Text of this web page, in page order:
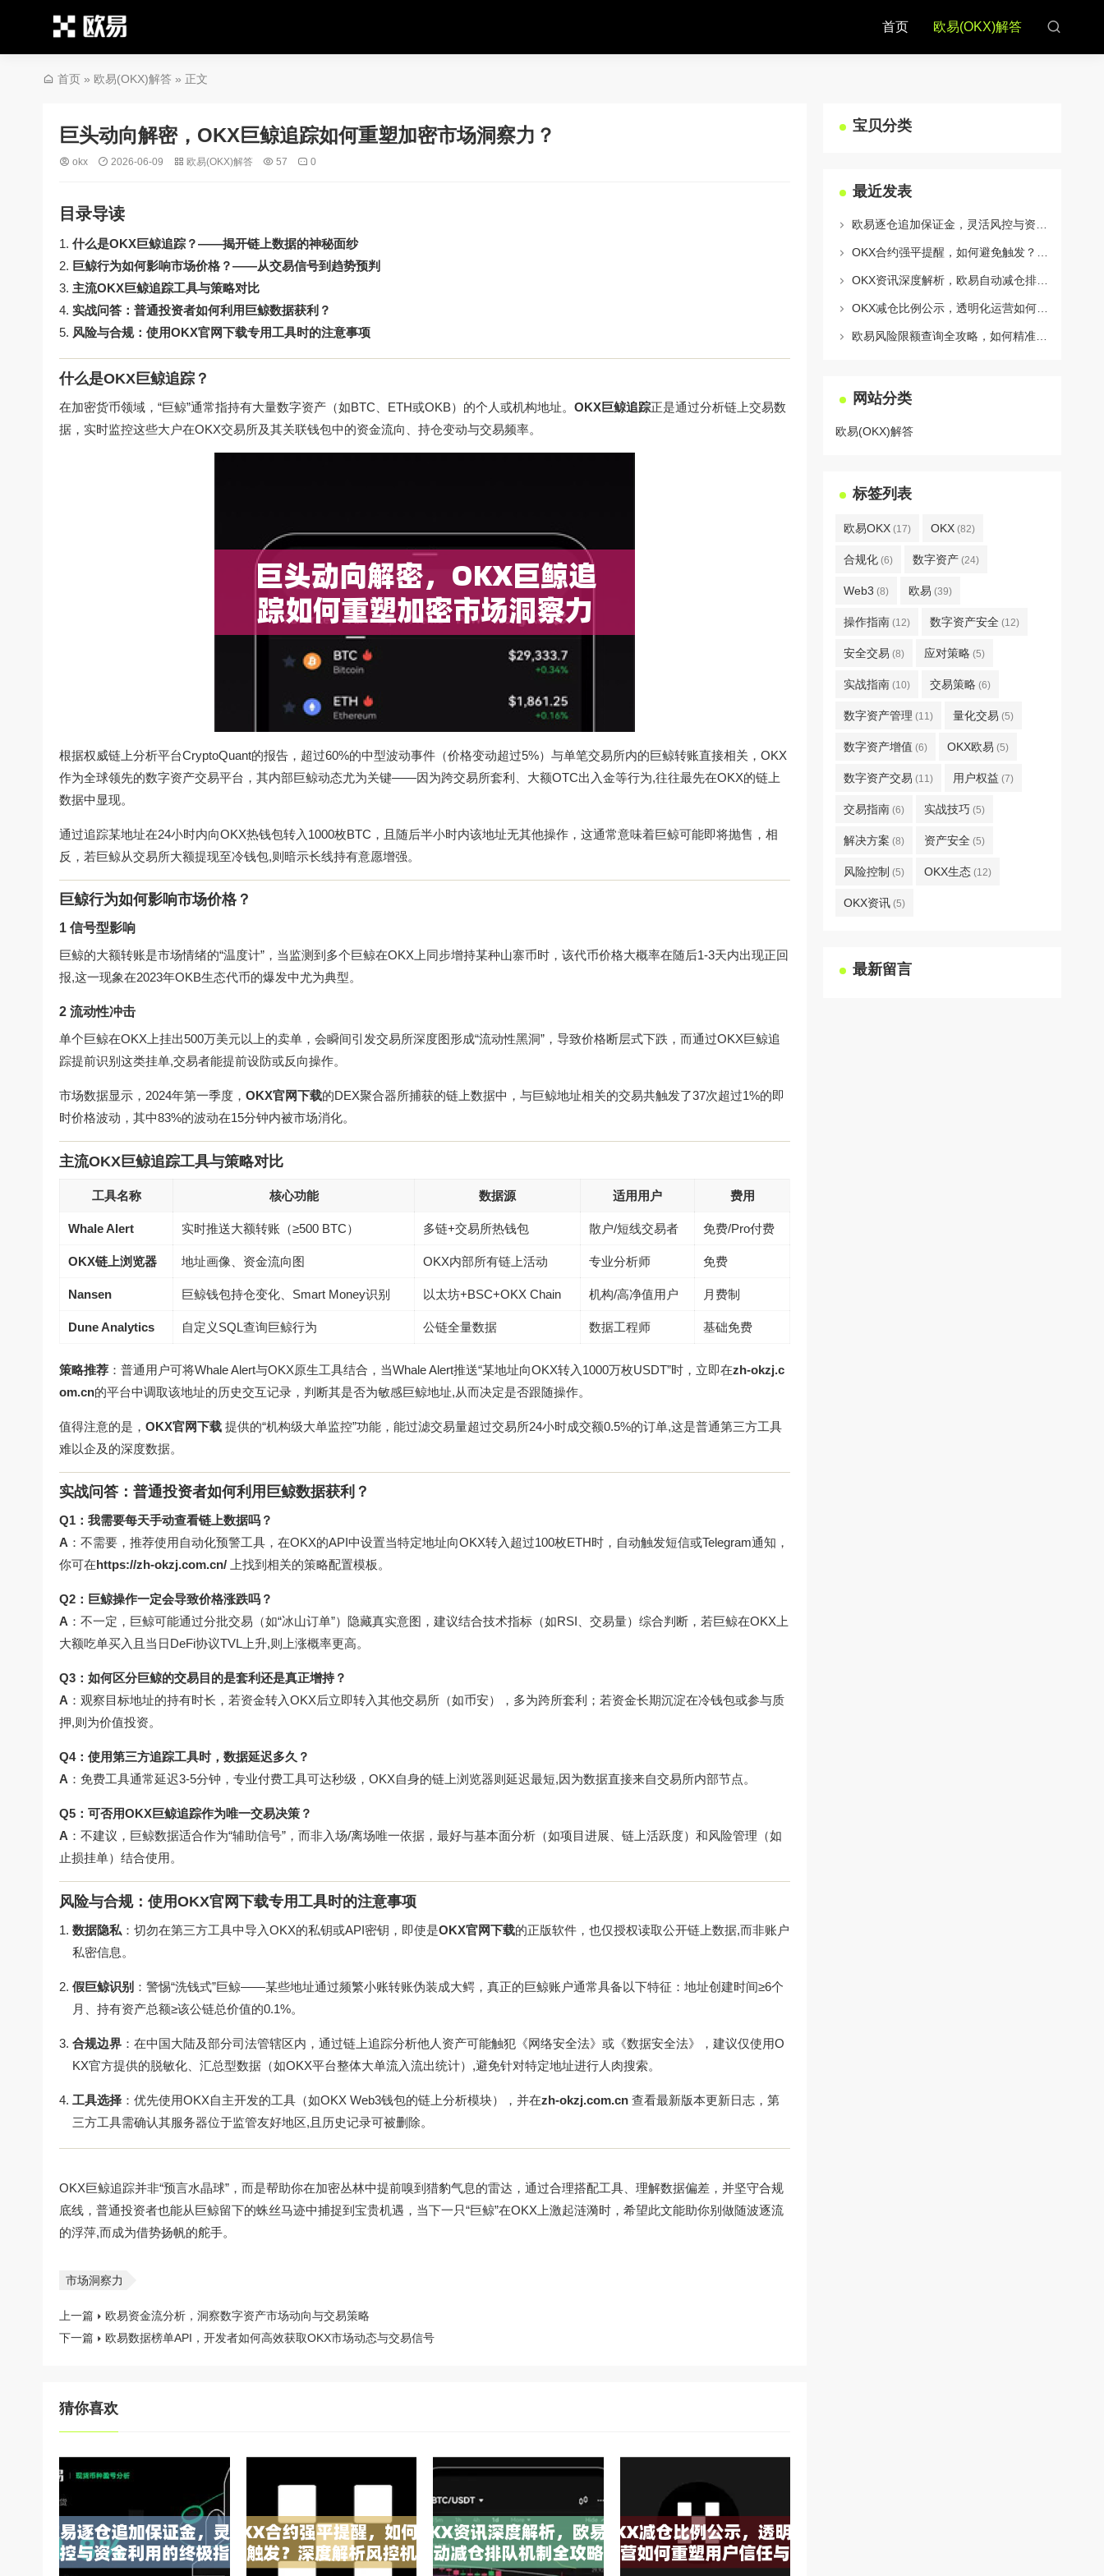
首页 欧易(OKX)解答
首页 » 欧易(OKX)解答 » 正文
巨头动向解密，OKX巨鲸追踪如何重塑加密市场洞察力？
okx 2026-06-09 欧易(OKX)解答 57 0
目录导读
什么是OKX巨鲸追踪？——揭开链上数据的神秘面纱
巨鲸行为如何影响市场价格？——从交易信号到趋势预判
主流OKX巨鲸追踪工具与策略对比
实战问答：普通投资者如何利用巨鲸数据获利？
风险与合规：使用OKX官网下载专用工具时的注意事项
什么是OKX巨鲸追踪？
在加密货币领域，“巨鲸”通常指持有大量数字资产（如BTC、ETH或OKB）的个人或机构地址。 OKX巨鲸追踪正是通过分析链上交易数
据，实时监控这些大户在OKX交易所及其关联钱包中的资金流向、持仓变动与交易频率。
根据权威链上分析平台CryptoQuant的报告，超过60%的中型波动事件（价格变动超过5%）与单笔交易所内的巨鲸转账直接相关，OKX
作为全球领先的数字资产交易平台，其内部巨鲸动态尤为关键——因为跨交易所套利、大额OTC出入金等行为,往往最先在OKX的链上
数据中显现。
通过追踪某地址在24小时内向OKX热钱包转入1000枚BTC，且随后半小时内该地址无其他操作，这通常意味着巨鲸可能即将抛售，相
反，若巨鲸从交易所大额提现至冷钱包,则暗示长线持有意愿增强。
巨鲸行为如何影响市场价格？
1 信号型影响
巨鲸的大额转账是市场情绪的“温度计”，当监测到多个巨鲸在OKX上同步增持某种山寨币时，该代币价格大概率在随后1-3天内出现正回
报,这一现象在2023年OKB生态代币的爆发中尤为典型。
2 流动性冲击
单个巨鲸在OKX上挂出500万美元以上的卖单，会瞬间引发交易所深度图形成“流动性黑洞”，导致价格断层式下跌，而通过OKX巨鲸追
踪提前识别这类挂单,交易者能提前设防或反向操作。
市场数据显示，2024年第一季度， OKX官网下载的DEX聚合器所捕获的链上数据中，与巨鲸地址相关的交易共触发了37次超过1%的即
时价格波动，其中83%的波动在15分钟内被市场消化。
主流OKX巨鲸追踪工具与策略对比
工具名称 核心功能 数据源 适用用户 费用
Whale Alert 实时推送大额转账（≥500 BTC） 多链+交易所热钱包 散户/短线交易者 免费/Pro付费
OKX链上浏览器 地址画像、资金流向图 OKX内部所有链上活动 专业分析师 免费
Nansen 巨鲸钱包持仓变化、Smart Money识别 以太坊+BSC+OKX Chain 机构/高净值用户 月费制
Dune Analytics 自定义SQL查询巨鲸行为 公链全量数据 数据工程师 基础免费
策略推荐 ：普通用户可将Whale Alert与OKX原生工具结合，当Whale Alert推送“某地址向OKX转入1000万枚USDT”时，立即在zh-okzj.c
om.cn的平台中调取该地址的历史交互记录，判断其是否为敏感巨鲸地址,从而决定是否跟随操作。
值得注意的是， OKX官网下载 提供的“机构级大单监控”功能，能过滤交易量超过交易所24小时成交额0.5%的订单,这是普通第三方工具
难以企及的深度数据。
实战问答：普通投资者如何利用巨鲸数据获利？
Q1：我需要每天手动查看链上数据吗？
A ：不需要，推荐使用自动化预警工具，在OKX的API中设置当特定地址向OKX转入超过100枚ETH时，自动触发短信或Telegram通知，
你可在https://zh-okzj.com.cn/ 上找到相关的策略配置模板。
Q2：巨鲸操作一定会导致价格涨跌吗？
A ：不一定，巨鲸可能通过分批交易（如“冰山订单”）隐藏真实意图，建议结合技术指标（如RSI、交易量）综合判断，若巨鲸在OKX上
大额吃单买入且当日DeFi协议TVL上升,则上涨概率更高。
Q3：如何区分巨鲸的交易目的是套利还是真正增持？
A ：观察目标地址的持有时长，若资金转入OKX后立即转入其他交易所（如币安），多为跨所套利；若资金长期沉淀在冷钱包或参与质
押,则为价值投资。
Q4：使用第三方追踪工具时，数据延迟多久？
A ：免费工具通常延迟3-5分钟，专业付费工具可达秒级，OKX自身的链上浏览器则延迟最短,因为数据直接来自交易所内部节点。
Q5：可否用OKX巨鲸追踪作为唯一交易决策？
A ：不建议，巨鲸数据适合作为“辅助信号”，而非入场/离场唯一依据，最好与基本面分析（如项目进展、链上活跃度）和风险管理（如
止损挂单）结合使用。
风险与合规：使用OKX官网下载专用工具时的注意事项
数据隐私 ：切勿在第三方工具中导入OKX的私钥或API密钥，即使是OKX官网下载的正版软件，也仅授权读取公开链上数据,而非账户
私密信息。
假巨鲸识别 ：警惕“洗钱式”巨鲸——某些地址通过频繁小账转账伪装成大鳄，真正的巨鲸账户通常具备以下特征：地址创建时间≥6个
月、持有资产总额≥该公链总价值的0.1%。
合规边界 ：在中国大陆及部分司法管辖区内，通过链上追踪分析他人资产可能触犯《网络安全法》或《数据安全法》，建议仅使用O
KX官方提供的脱敏化、汇总型数据（如OKX平台整体大单流入流出统计）,避免针对特定地址进行人肉搜索。
工具选择 ：优先使用OKX自主开发的工具（如OKX Web3钱包的链上分析模块），并在zh-okzj.com.cn 查看最新版本更新日志，第
三方工具需确认其服务器位于监管友好地区,且历史记录可被删除。
OKX巨鲸追踪并非“预言水晶球”，而是帮助你在加密丛林中提前嗅到猎豹气息的雷达，通过合理搭配工具、理解数据偏差，并坚守合规
底线，普通投资者也能从巨鲸留下的蛛丝马迹中捕捉到宝贵机遇，当下一只“巨鲸”在OKX上激起涟漪时，希望此文能助你别做随波逐流
的浮萍,而成为借势扬帆的舵手。
市场洞察力
上一篇
欧易资金流分析，洞察数字资产市场动向与交易策略
下一篇
欧易数据榜单API，开发者如何高效获取OKX市场动态与交易信号
猜你喜欢
宝贝分类
最近发表
网站分类
欧易(OKX)解答
标签列表
欧易OKX (17) OKX (82)
合规化 (6) 数字资产 (24)
Web3 (8) 欧易 (39)
操作指南 (12) 数字资产安全 (12)
安全交易 (8) 应对策略 (5)
实战指南 (10) 交易策略 (6)
数字资产管理 (11) 量化交易 (5)
数字资产增值 (6) OKX欧易 (5)
数字资产交易 (11) 用户权益 (7)
交易指南 (6) 实战技巧 (5)
解决方案 (8) 资产安全 (5)
风险控制 (5) OKX生态 (12)
OKX资讯 (5)
最新留言